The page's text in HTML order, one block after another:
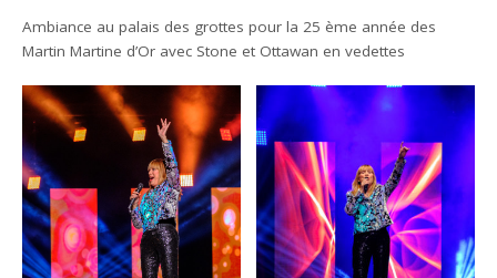
Ambiance au palais des grottes pour la 25 ème année des
Martin Martine d’Or avec Stone et Ottawan en vedettes